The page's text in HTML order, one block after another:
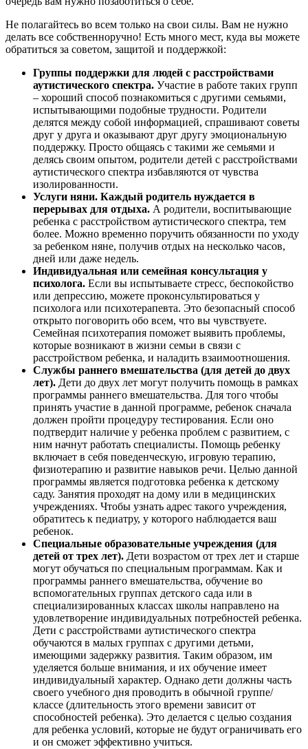
Не полагайтесь во всем только на свои силы. Вам не нужно
делать все собственноручно! Есть много мест, куда вы можете
обратиться за советом, защитой и поддержкой:
Группы поддержки для людей с расстройствами
аутистического спектра. Участие в работе таких групп
– хороший способ познакомиться с другими семьями,
испытывающими подобные трудности. Родители
делятся между собой информацией, спрашивают советы
друг у друга и оказывают друг другу эмоциональную
поддержку. Просто общаясь с такими же семьями и
делясь своим опытом, родители детей с расстройствами
аутистического спектра избавляются от чувства
изолированности.
Услуги няни. Каждый родитель нуждается в
перерывах для отдыха. А родители, воспитывающие
ребенка с расстройством аутистического спектра, тем
более. Можно временно поручить обязанности по уходу
за ребенком няне, получив отдых на несколько часов,
дней или даже недель.
Индивидуальная или семейная консультация у
психолога. Если вы испытываете стресс, беспокойство
или депрессию, можете проконсультироваться у
психолога или психотерапевта. Это безопасный способ
открыто поговорить обо всем, что вы чувствуете.
Семейная психотерапия поможет выявить проблемы,
которые возникают в жизни семьи в связи с
расстройством ребенка, и наладить взаимоотношения.
Службы раннего вмешательства (для детей до двух
лет). Дети до двух лет могут получить помощь в рамках
программы раннего вмешательства. Для того чтобы
принять участие в данной программе, ребенок сначала
должен пройти процедуру тестирования. Если оно
подтвердит наличие у ребенка проблем с развитием, с
ним начнут работать специалисты. Помощь ребенку
включает в себя поведенческую, игровую терапию,
физиотерапию и развитие навыков речи. Целью данной
программы является подготовка ребенка к детскому
саду. Занятия проходят на дому или в медицинских
учреждениях. Чтобы узнать адрес такого учреждения,
обратитесь к педиатру, у которого наблюдается ваш
ребенок.
Специальные образовательные учреждения (для
детей от трех лет). Дети возрастом от трех лет и старше
могут обучаться по специальным программам. Как и
программы раннего вмешательства, обучение во
вспомогательных группах детского сада или в
специализированных классах школы направлено на
удовлетворение индивидуальных потребностей ребенка.
Дети с расстройствами аутистического спектра
обучаются в малых группах с другими детьми,
имеющими задержку развития. Таким образом, им
уделяется больше внимания, и их обучение имеет
индивидуальный характер. Однако дети должны часть
своего учебного дня проводить в обычной группе/
классе (длительность этого времени зависит от
способностей ребенка). Это делается с целью создания
для ребенка условий, которые не будут ограничивать его
и он сможет эффективно учиться.